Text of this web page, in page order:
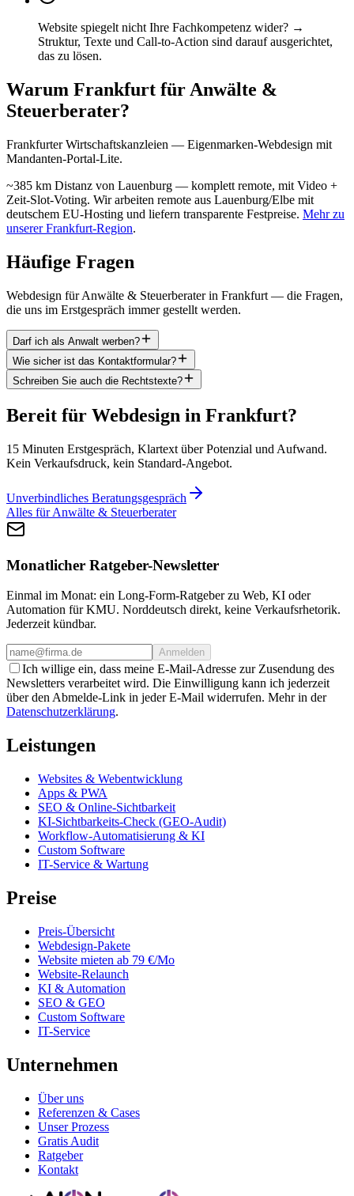
Website spiegelt nicht Ihre Fachkompetenz wider? →
Struktur, Texte und Call-to-Action sind darauf ausgerichtet,
das zu lösen.
Warum Frankfurt für Anwälte &
Steuerberater?
Frankfurter Wirtschaftskanzleien — Eigenmarken-Webdesign mit
Mandanten-Portal-Lite.
~385 km Distanz von Lauenburg — komplett remote, mit Video +
Zeit-Slot-Voting. Wir arbeiten remote aus Lauenburg/Elbe mit
deutschem EU-Hosting und liefern transparente Festpreise. Mehr zu
unserer Frankfurt-Region.
Häufige Fragen
Webdesign für Anwälte & Steuerberater in Frankfurt — die Fragen,
die uns im Erstgespräch immer gestellt werden.
Darf ich als Anwalt werben?
Wie sicher ist das Kontaktformular?
Schreiben Sie auch die Rechtstexte?
Bereit für Webdesign in Frankfurt?
15 Minuten Erstgespräch, Klartext über Potenzial und Aufwand.
Kein Verkaufsdruck, kein Standard-Angebot.
Unverbindliches Beratungsgespräch
Alles für Anwälte & Steuerberater
Monatlicher Ratgeber-Newsletter
Einmal im Monat: ein Long-Form-Ratgeber zu Web, KI oder
Automation für KMU. Norddeutsch direkt, keine Verkaufsrhetorik.
Jederzeit kündbar.
Anmelden
Ich willige ein, dass meine E-Mail-Adresse zur Zusendung des
Newsletters verarbeitet wird. Die Einwilligung kann ich jederzeit
über den Abmelde-Link in jeder E-Mail widerrufen. Mehr in der
Datenschutzerklärung.
Leistungen
Websites & Webentwicklung
Apps & PWA
SEO & Online-Sichtbarkeit
KI-Sichtbarkeits-Check (GEO-Audit)
Workflow-Automatisierung & KI
Custom Software
IT-Service & Wartung
Preise
Preis-Übersicht
Webdesign-Pakete
Website mieten ab 79 €/Mo
Website-Relaunch
KI & Automation
SEO & GEO
Custom Software
IT-Service
Unternehmen
Über uns
Referenzen & Cases
Unser Prozess
Gratis Audit
Ratgeber
Kontakt